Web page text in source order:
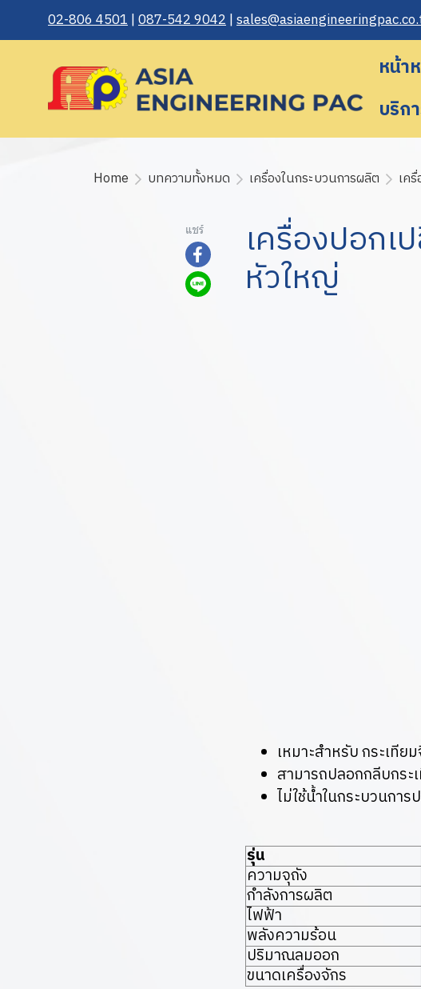
02-806 4501|087-542 9042|sales@asiaengineerin
หน้า
บริก
Home บทความทั้งหมด เครื่องในกระบวนการผลิต เค
แชร์ เครื่องปอกเ
หัวใหญ่
เหมาะสำหรับ กระเที
สามารถปลอกกลีบกระ
ไม่ใช้น้ำในกระบวนการ
รุ่น
ความจุถัง
กำลังการผลิต
ไฟฟ้า
พลังความร้อน
ปริมาณลมออก
ขนาดเครื่องจักร